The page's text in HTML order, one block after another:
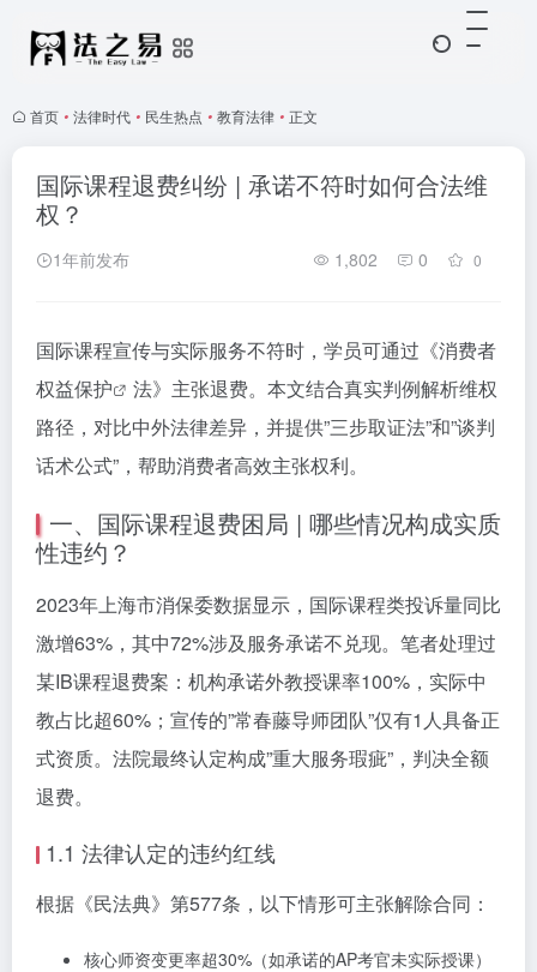
首页 • 法律时代 • 民生热点 • 教育法律 • 正文
国际课程退费纠纷 | 承诺不符时如何合法维
权？
1年前发布 1,802 0 0
国际课程宣传与实际服务不符时，学员可通过《消费者
权益保护
法》主张退费。本文结合真实判例解析维权
路径，对比中外法律差异，并提供”三步取证法”和”谈判
话术公式”，帮助消费者高效主张权利。
一、国际课程退费困局 | 哪些情况构成实质
性违约？
2023年上海市消保委数据显示，国际课程类投诉量同比
激增63%，其中72%涉及服务承诺不兑现。笔者处理过
某IB课程退费案：机构承诺外教授课率100%，实际中
教占比超60%；宣传的”常春藤导师团队”仅有1人具备正
式资质。法院最终认定构成”重大服务瑕疵”，判决全额
退费。
1.1 法律认定的违约红线
根据《民法典》第577条，以下情形可主张解除合同：
核心师资变更率超30%（如承诺的AP考官未实际授课）